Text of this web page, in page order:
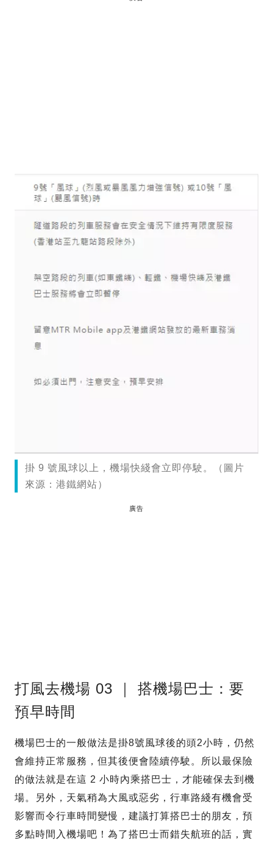
掛 9 號風球以上，機場快綫會立即停駛。（圖片
來源：港鐵網站）
廣告
打風去機場 03 ｜ 搭機場巴士：要
預早時間
機場巴士的一般做法是掛8號風球後的頭2小時，仍然
會維持正常服務，但其後便會陸續停駛。所以最保險
的做法就是在這 2 小時內乘搭巴士，才能確保去到機
場。另外，天氣稍為大風或惡劣，行車路綫有機會受
影響而令行車時間變慢，建議打算搭巴士的朋友，預
多點時間入機場吧！為了搭巴士而錯失航班的話，實